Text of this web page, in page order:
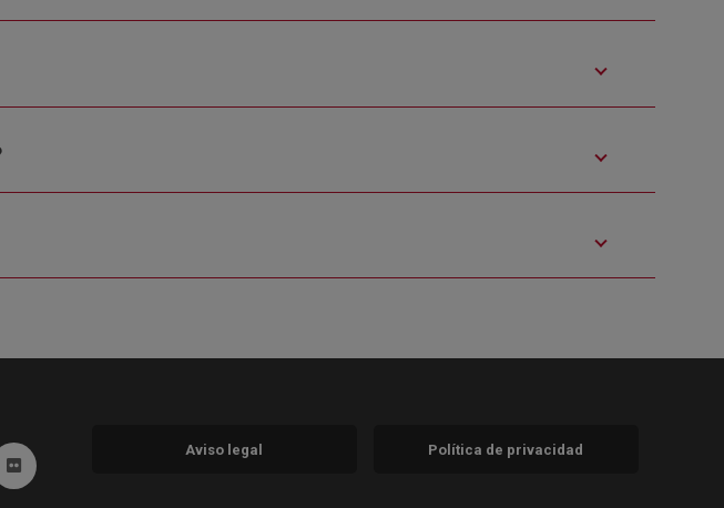
nueva)
en ventana nueva)
(abre en ventana nueva)
Ir a Flickr (abre en ventana nueva)
Aviso legal Política de privacidad